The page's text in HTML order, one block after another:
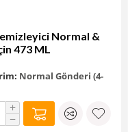
Normal &
473 ML
Normal Gönderi (4-
+
−